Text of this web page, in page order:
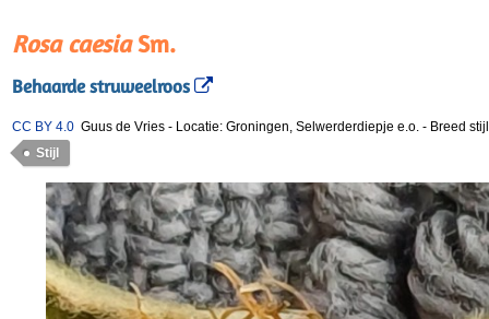
Rosa caesiaSm.
Behaarde struweelroos
CC BY 4.0 Guus de Vries - Locatie: Groningen, Selwerderdiepje e.o. - Breed
Stijl